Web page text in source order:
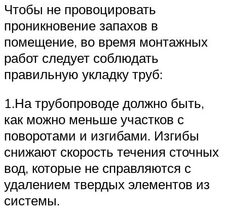
Чтобы не провоцировать
проникновение запахов в
помещение, во время монтажных
работ следует соблюдать
правильную укладку труб:
1.На трубопроводе должно быть,
как можно меньше участков с
поворотами и изгибами. Изгибы
снижают скорость течения сточных
вод, которые не справляются с
удалением твердых элементов из
системы.